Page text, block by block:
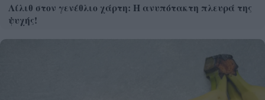
Λίλιθ στον γενέθλιο χάρτη: Η ανυπότακτη πλευρά της
ψυχής!